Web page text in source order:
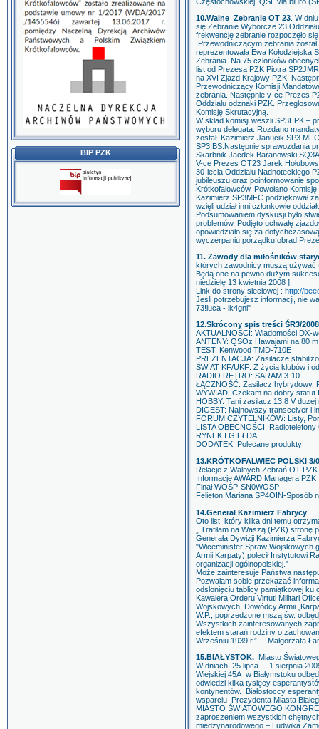
BIP PZK
10.Walne Zebranie OT 23 . W
się Zebranie Wyborcze 23
frekwencję zebranie rozpoczęło
.Przewodniczącym zebrania
reprezentowała Ewa Kołodziejska
Zebrania. Na 75 członków
list od Prezesa PZK Piotra
na XVI Zjazd Krajowy PZK.
Przewodniczący Komisji
zebrania. Następnie v-ce Prezes
Oddziału odznaki PZK.
Komisję Skrutacyjną.
W skład komisji weszli SP3EPK –
wyboru delegata. Rozdano
został Kazimierz Janucik SP3
SP3IBS.Następnie sprawozdania
Skarbnik Jacdek Baranowski
V-ce Prezes OT23 Jarek
30-lecia Oddziału Nadnoteckiego
jubileuszu oraz poinformowanie
Krótkofalowców. Powołano
Kazimierz SP3MFC podziękował
wzięli udział inni członkowie
Podsumowaniem dyskusji było
problemów. Podjęto uchwałę
opowiedziało się za
wyczerpaniu porządku obrad
11. Zawody dla miłośników
których zawodnicy muszą
Będą one na pewno dużym
niedzielę 13 kwietnia 2008 ].
Link do strony sieciowej : http://
Jeśli potrzebujesz informacji, nie
73!luca - ik4gni"
12.Skrócony spis treści ŚR3/2008
AKTUALNOŚCI: Wiadomości DX-
ANTENY: QSOz Hawajami na 80 m
TEST: Kenwood TMD-710E
PREZENTACJA: Zasilacze
ŚWIAT KF/UKF: Z życia klubów i
RADIO RETRO: SARAM 3-10
ŁĄCZNOŚĆ: Zasilacz hybrydowy,
WYWIAD: Czekam na dobry statut
HOBBY: Tani zasilacz 13,8 V duzej
DIGEST: Najnowszy transceiver i
FORUM CZYTELNIKÓW: Listy,
LISTA OBECNOŚCI: Radiotelefony
RYNEK I GIEŁDA
DODATEK: Polecane produkty
13.KRÓTKOFALWIEC POLSKI 3/
Relacje z Walnych Zebrań OT PZK
Informacje AWARD Managera PZK
Finał WOŚP-SN0WOSP
Felieton Mariana SP4OIN-Sposób
14.Generał Kazimierz Fabrycy
Oto list, który kilka dni temu
„ Trafiłam na Waszą (PZK)
Generała Dywizji Kazimierza
"Wiceminister Spraw Wojskowych
Armii Karpaty) polecił Instytutowi
organizacji ogólnopolskiej."
Może zainteresuje Państwa
Pozwalam sobie przekazać
odsłonięciu tablicy pamiątkowej ku
Kawalera Orderu Virtuti Militari
Wojskowych, Dowódcy Armii
W.P., poprzedzone mszą św.
Wszystkich zainteresowanych
efektem starań rodziny o
Wrześniu 1939 r.” Małgorzata
15.BIAŁYSTOK. Miasto
W dniach 25 lipca – 1 sierpnia
Wiejskiej 45A w Białymstoku
odwiedzi kilka tysięcy
kontynentów. Białostoccy
wsparciu Prezydenta Miasta
MIASTO ŚWIATOWEGO
zaproszeniem wszystkich
międzynarodowego – Ludwika